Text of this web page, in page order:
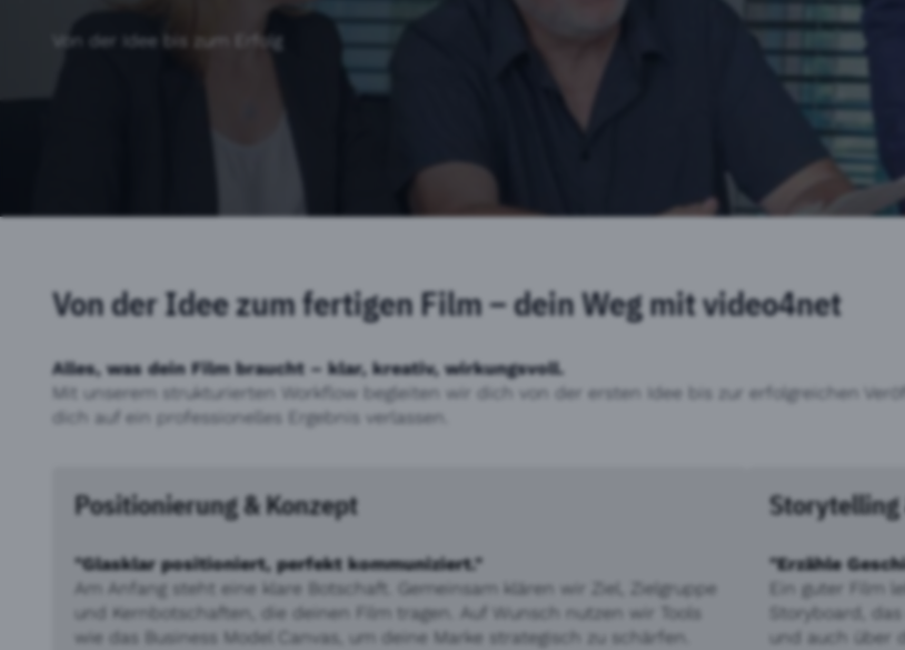
Von der Idee bis zum Erfolg
Von der Idee zum fertigen Film – dein Weg mit video4net
Alles, was dein Film braucht – klar, kreativ, wirkungsvoll.
Mit unserem strukturierten Workflow begleiten wir dich von der ersten Idee bis zur erfolgreichen
dich auf ein professionelles Ergebnis verlassen.
Positionierung & Konzept
"Glasklar positioniert, perfekt kommuniziert."
Am Anfang steht eine klare Botschaft. Gemeinsam klären wir Ziel, Zielgruppe
und Kernbotschaften, die deinen Film tragen. Auf Wunsch nutzen wir Tools
wie das Business Model Canvas, um deine Marke strategisch zu schärfen.
"Erzähle
Ein guter Film
Storyboard,
und auch über